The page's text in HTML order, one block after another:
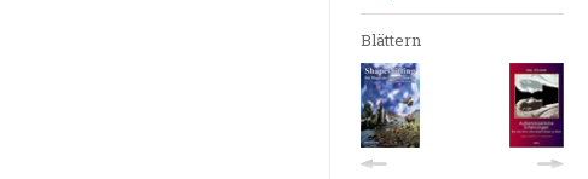
Blättern